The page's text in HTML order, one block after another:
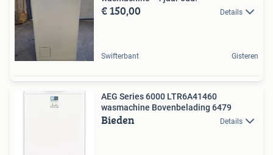
€ 150,00 Details
Swifterbant Gisteren
AEG Series 6000 LTR6A41460
wasmachine Bovenbelading 6479
Bieden Details